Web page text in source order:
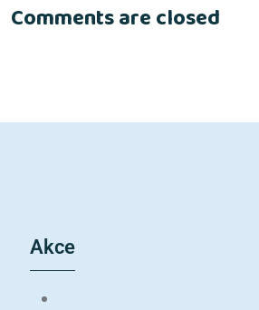
Comments are closed
Akce